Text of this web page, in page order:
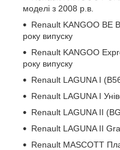
моделі з 2008 р.в.
Renault KANGOO BE
року випуску
Renault KANGOO
року випуску
Renault LAGUNA I
Renault LAGUNA I
Renault LAGUNA II
Renault LAGUNA II
Renault MASCOTT